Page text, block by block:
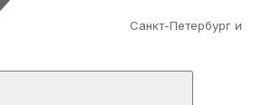
Санкт-Петербург и